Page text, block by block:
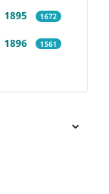
1895 1672
1896 1561